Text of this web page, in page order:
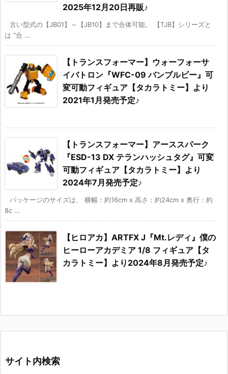
2025年12月20日再販♪
古い型式の【JB01】～【JB10】まで合体可能。 【TJB】シリーズと
は “合 ...
【トランスフォーマー】ウォーフォーサ
イバトロン『WFC-09 バンブルビー』可
変可動フィギュア【タカラトミー】より
2021年1月発売予定♪
【トランスフォーマー】アーススパーク
『ESD-13 DX テランハッシュタグ』可変
可動フィギュア【タカラトミー】より
2024年7月発売予定♪
パッケージのサイズは、 横幅：約16cm x 高さ：約24cm x 奥行：約
8c ...
【ヒロアカ】ARTFX J『Mt.レディ』僕の
ヒーローアカデミア 1/8 フィギュア【タ
カラトミー】より2024年8月発売予定♪
サイト内検索